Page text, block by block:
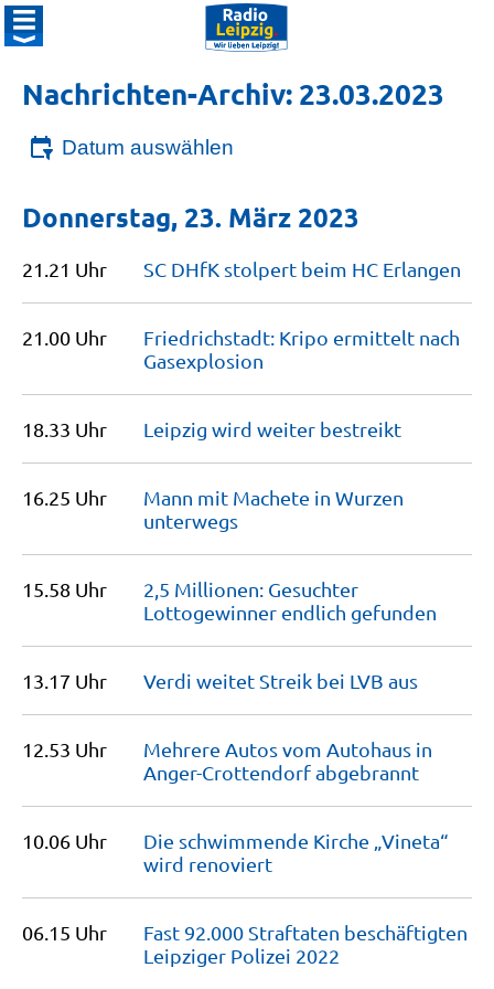
Nachrichten-Archiv: 23.03.2023
Datum auswählen
Donnerstag, 23. März 2023
21.21 Uhr SC DHfK stolpert beim HC Erlangen
21.00 Uhr
Friedrichstadt: Kripo ermittelt nach
Gasexplosion
18.33 Uhr Leipzig wird weiter bestreikt
16.25 Uhr
Mann mit Machete in Wurzen
unterwegs
15.58 Uhr
2,5 Millionen: Gesuchter
Lottogewinner endlich gefunden
13.17 Uhr Verdi weitet Streik bei LVB aus
12.53 Uhr
Mehrere Autos vom Autohaus in
Anger-Crottendorfabgebrannt
10.06 Uhr
Die schwimmende Kirche „Vineta“
wird renoviert
06.15 Uhr
Fast 92.000 Straftaten beschäftigten
Leipziger Polizei 2022